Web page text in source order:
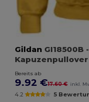
Gildan GI18500B
Kapuzenpullover
Bereits ab
9.92 €17.60 € inkl.
4.2 5